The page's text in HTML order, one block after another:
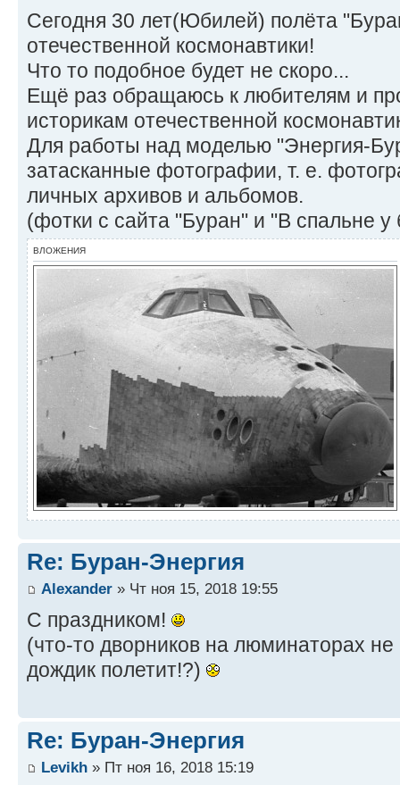
Сегодня 30 лет(Юбилей) полёта
отечественной космонавтики!
Что то подобное будет не скоро...
Ещё раз обращаюсь к любителям и
историкам отечественной
Для работы над моделью "Энергия-
затасканные фотографии, т. е.
личных архивов и альбомов.
(фотки с сайта "Буран" и "В спальне
ВЛОЖЕНИЯ
Re: Буран-Энергия
Alexander » Чт ноя 15, 2018 19:55
С праздником!
(что-то дворников на люминаторах
дождик полетит!?)
Re: Буран-Энергия
Levikh » Пт ноя 16, 2018 15:19